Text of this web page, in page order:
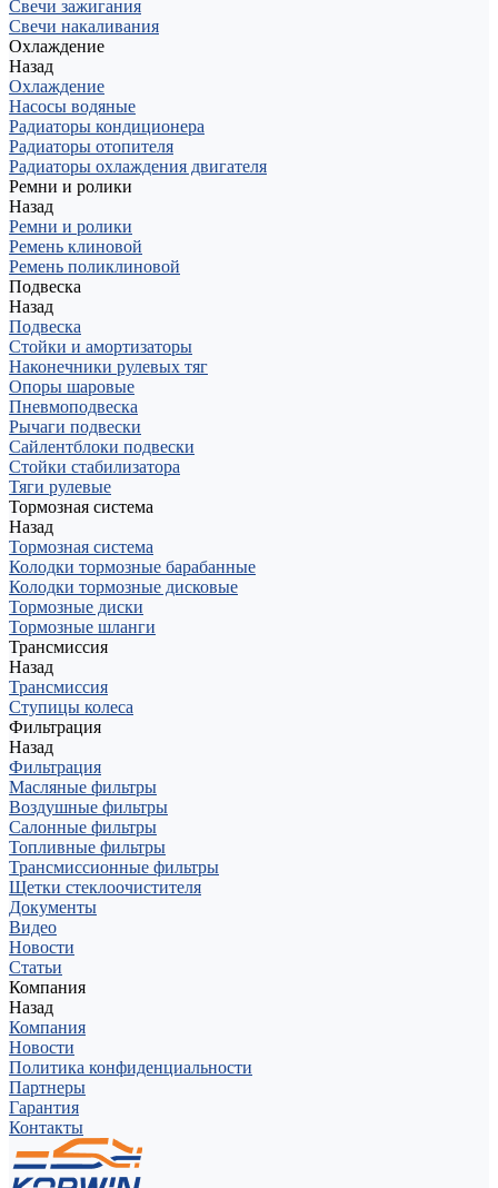
Свечи зажигания
Свечи накаливания
Охлаждение
Назад
Охлаждение
Насосы водяные
Радиаторы кондиционера
Радиаторы отопителя
Радиаторы охлаждения двигателя
Ремни и ролики
Назад
Ремни и ролики
Ремень клиновой
Ремень поликлиновой
Подвеска
Назад
Подвеска
Стойки и амортизаторы
Наконечники рулевых тяг
Опоры шаровые
Пневмоподвеска
Рычаги подвески
Сайлентблоки подвески
Стойки стабилизатора
Тяги рулевые
Тормозная система
Назад
Тормозная система
Колодки тормозные барабанные
Колодки тормозные дисковые
Тормозные диски
Тормозные шланги
Трансмиссия
Назад
Трансмиссия
Ступицы колеса
Фильтрация
Назад
Фильтрация
Масляные фильтры
Воздушные фильтры
Салонные фильтры
Топливные фильтры
Трансмиссионные фильтры
Щетки стеклоочистителя
Документы
Видео
Новости
Статьи
Компания
Назад
Компания
Новости
Политика конфиденциальности
Партнеры
Гарантия
Контакты